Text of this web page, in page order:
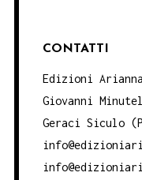
CONTATTI
Edizioni
Giovanni
Geraci Siculo